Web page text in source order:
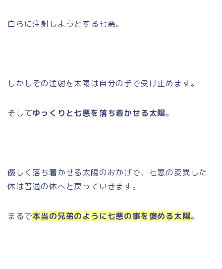
自らに注射しようとする七悪。
しかしその注射を太陽は自分の手で受け止めます。
そしてゆっくりと七悪を落ち着かせる太陽。
優しく落ち着かせる太陽のおかげで、七悪の変異した
体は普通の体へと戻っていきます。
まるで本当の兄弟のように七悪の事を褒める太陽。